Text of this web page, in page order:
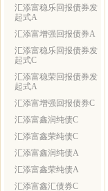
汇添富稳乐回报债券发
起式A
汇添富增强回报债券A
汇添富稳乐回报债券发
起式C
汇添富稳荣回报债券发
起式A
汇添富增强回报债券C
汇添富鑫润纯债C
汇添富鑫荣纯债C
汇添富鑫润纯债A
汇添富鑫荣纯债A
汇添富鑫汇债券C